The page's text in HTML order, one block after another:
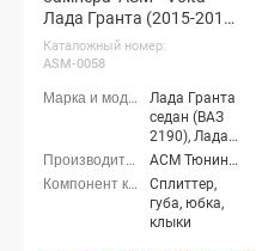
Лада Гранта (2015-2018)
(неокрашенный)
Каталожный номер:
ASM-0058
Лада Гранта
седан (ВАЗ
2190), Лада
Гранта
(ВАЗ 2191)
АСМ Тюнинг (ASM tuning)
Сплиттер,
губа, юбка,
клыки